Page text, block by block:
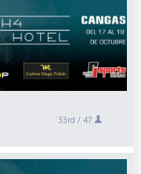
33rd / 47